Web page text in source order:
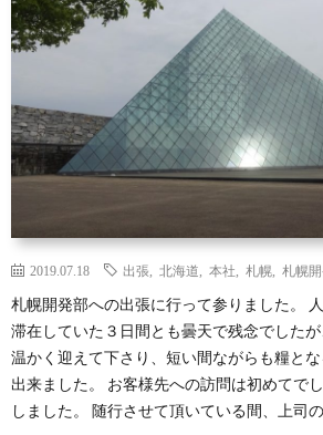
2019.07.18 出張 北海道 本社 札幌 札幌
札幌開発部への出張に行って参りました。
滞在していた３日間とも曇天で残念でした
温かく迎えて下さり、短い間ながらも糧と
出来ました。 お客様先への訪問は初めてで
しました。 随行させて頂いている間、上司